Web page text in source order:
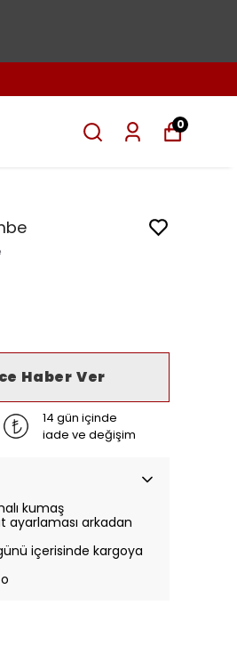
0
Haber Ver
14 gün içinde
iade ve değişim
kumaş
ayarlaması arkadan
içerisinde kargoya